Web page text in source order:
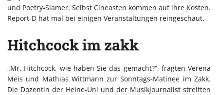
und Poetry-Slamer. Selbst Cineasten kommen auf ihre Kosten.
Report-D hat mal bei einigen Veranstaltungen reingeschaut.
Hitchcock im zakk
„Mr. Hitchcock, wie haben Sie das gemacht?“, fragten Verena
Meis und Mathias Wittmann zur Sonntags-Matinee im Zakk.
Die Dozentin der Heine-Uni und der Musikjournalist streiften